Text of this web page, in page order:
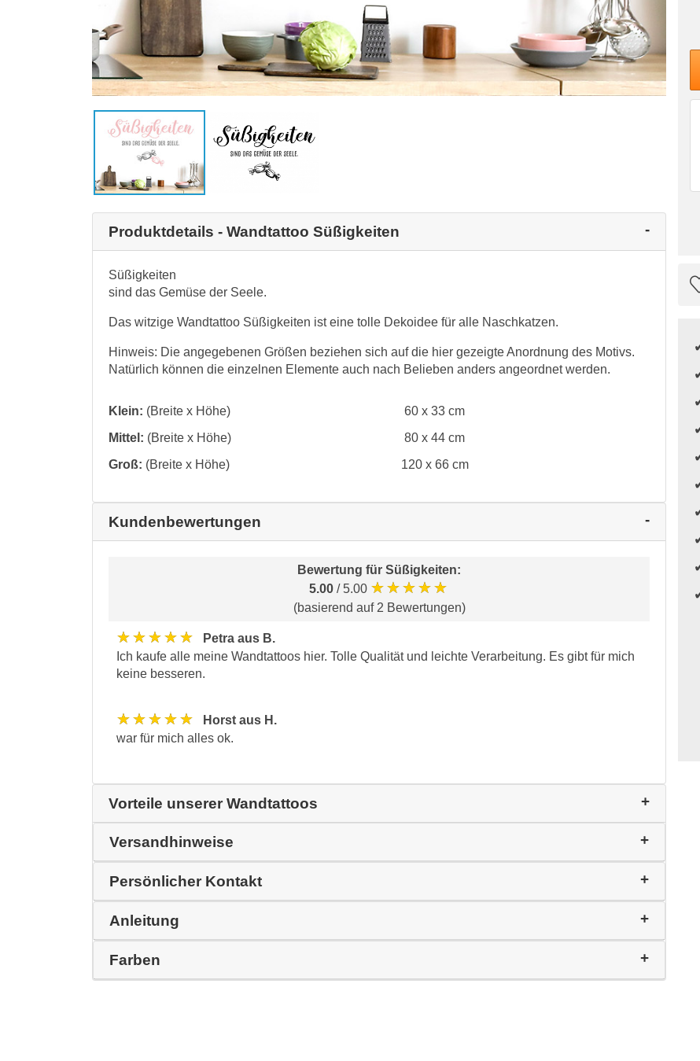
Produktdetails - Wandtattoo Süßigkeiten
Süßigkeiten
sind das Gemüse der Seele.
Das witzige Wandtattoo Süßigkeiten ist eine tolle Dekoidee für alle Naschkatzen.
Hinweis: Die angegebenen Größen beziehen sich auf die hier gezeigte Anordnung des Motivs.
Natürlich können die einzelnen Elemente auch nach Belieben anders angeordnet werden.
Klein: (Breite x Höhe)
60 x 33 cm
Mittel: (Breite x Höhe)
80 x 44 cm
Groß: (Breite x Höhe) 120 x 66 cm
Kundenbewertungen
Bewertung für Süßigkeiten:
5.00 / 5.00 ★★★★★
(basierend auf 2 Bewertungen)
★★★★★
Petra aus B.
Ich kaufe alle meine Wandtattoos hier. Tolle Qualität und leichte Verarbeitung. Es gibt für mich
keine besseren.
★★★★★
Horst aus H.
war für mich alles ok.
Vorteile unserer Wandtattoos
Versandhinweise
Persönlicher Kontakt
Anleitung
Farben